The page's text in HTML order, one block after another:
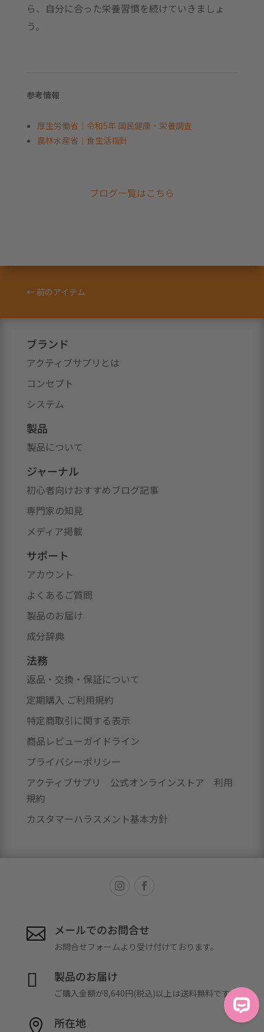
ら、自分に合った栄養習慣を続けていきましょ
う。
参考情報
厚生労働省｜令和5年 国民健康・栄養調査
農林水産省｜食生活指針
ブログ一覧はこちら
← 前のアイテム
ブランド
アクティブサプリとは
コンセプト
システム
製品
製品について
ジャーナル
初心者向けおすすめブログ記事
専門家の知見
メディア掲載
サポート
アカウント
よくあるご質問
製品のお届け
成分辞典
法務
返品・交換・保証について
定期購入 ご利用規約
特定商取引に関する表示
商品レビューガイドライン
プライバシーポリシー
アクティブサプリ 公式オンラインストア 利用
規約
カスタマーハラスメント基本方針
 メールでのお問合せ
お問合せフォームより受け付けております。
 製品のお届け
ご購入金額が8,640円(税込)以上は送料無料です。
 所在地